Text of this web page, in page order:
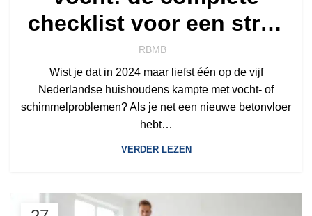
checklist voor een strak
resultaat
RBMB
Wist je dat in 2024 maar liefst één op de vijf
Nederlandse huishoudens kampte met vocht- of
schimmelproblemen? Als je net een nieuwe betonvloer
hebt…
VERDER LEZEN